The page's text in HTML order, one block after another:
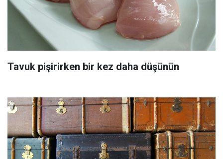
Tavuk pişirirken bir kez daha düşünün